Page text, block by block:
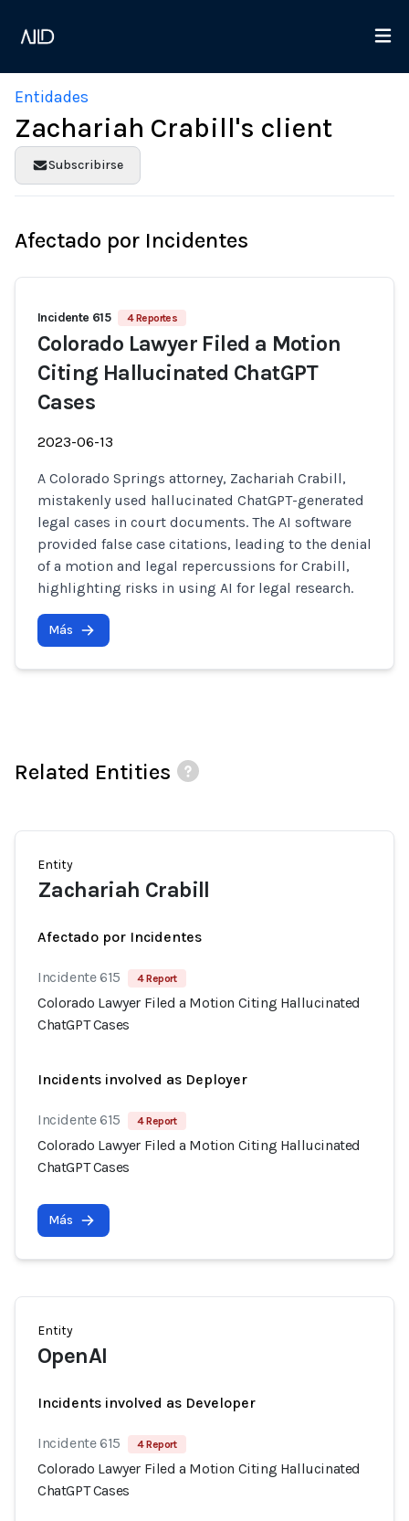
Entidades
Zachariah Crabill's client
Subscribirse
Afectado por Incidentes
Incidente 615 4 Reportes
Colorado Lawyer Filed a Motion
Citing Hallucinated ChatGPT
Cases
2023-06-13
A Colorado Springs attorney, Zachariah Crabill,
mistakenly used hallucinated ChatGPT-generated
legal cases in court documents. The AI software
provided false case citations, leading to the denial
of a motion and legal repercussions for Crabill,
highlighting risks in using AI for legal research.
Más
Related Entities
Entity
Zachariah Crabill
Afectado por Incidentes
Incidente 615 4 Report
Colorado Lawyer Filed a Motion Citing Hallucinated
ChatGPT Cases
Incidents involved as Deployer
Incidente 615 4 Report
Colorado Lawyer Filed a Motion Citing Hallucinated
ChatGPT Cases
Más
Entity
OpenAI
Incidents involved as Developer
Incidente 615 4 Report
Colorado Lawyer Filed a Motion Citing Hallucinated
ChatGPT Cases